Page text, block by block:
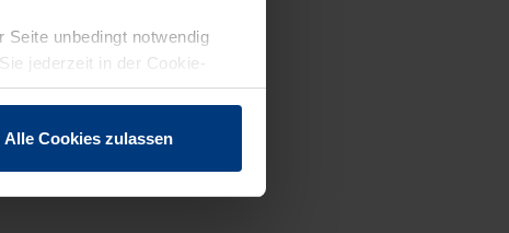
unbedingt notwendig
jederzeit in der Cookie-
Alle Cookies zulassen